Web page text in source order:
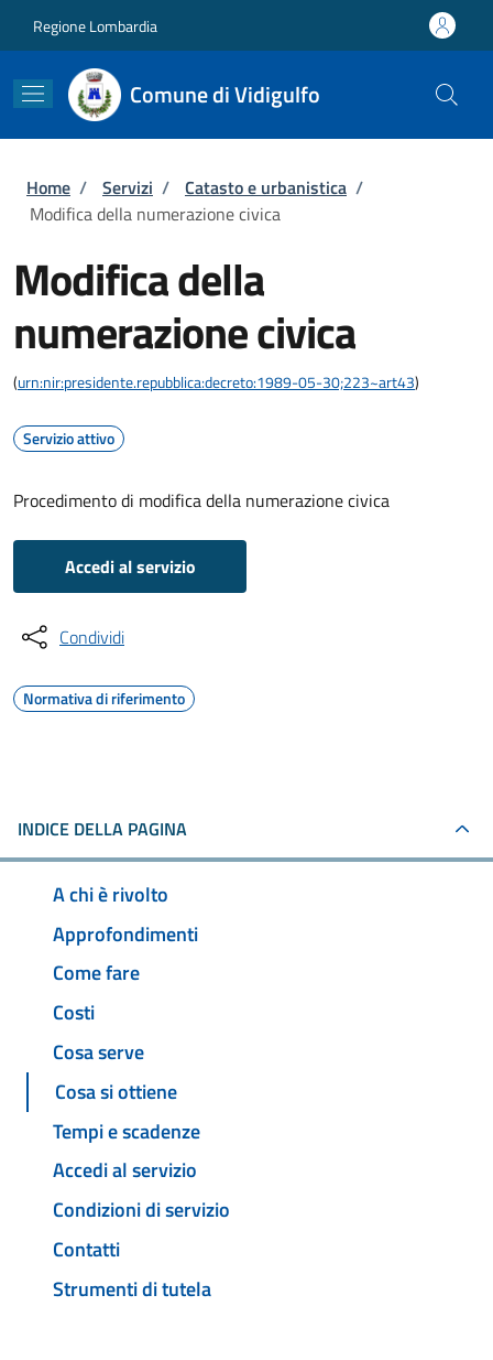
Regione Lombardia
Comune di Vidigulfo
Briciole di pane
Home / Servizi / Catasto e urbanistica /
Modifica della numerazione civica
Modifica della
numerazione civica
(urn:nir:presidente.repubblica:decreto:1989-05-30;223~art43)
Servizio attivo
Procedimento di modifica della numerazione civica
Accedi al servizio
Condividi
Normativa di riferimento
INDICE DELLA PAGINA
A chi è rivolto
Approfondimenti
Come fare
Costi
Cosa serve
Cosa si ottiene
Tempi e scadenze
Accedi al servizio
Condizioni di servizio
Contatti
Strumenti di tutela